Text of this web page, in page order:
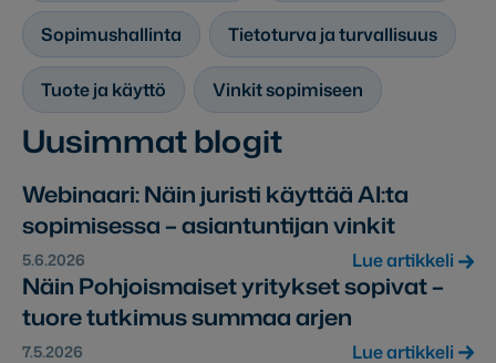
Sopimushallinta Tietoturva ja turvallisuus
Tuote ja käyttö Vinkit sopimiseen
Uusimmat blogit
Webinaari: Näin juristi käyttää AI:ta
sopimisessa – asiantuntijan vinkit
5.6.2026 Lue artikkeli
Näin Pohjoismaiset yritykset sopivat –
tuore tutkimus summaa arjen
7.5.2026 Lue artikkeli